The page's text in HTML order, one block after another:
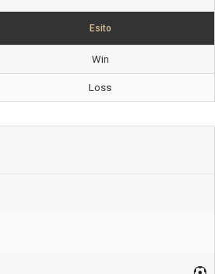
Esito
Win
Loss